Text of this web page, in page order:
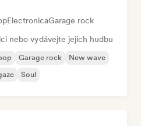
ElectronicaGarage rock
nebo vydávejte jejich hudbu
Garage rock
New wave
Soul